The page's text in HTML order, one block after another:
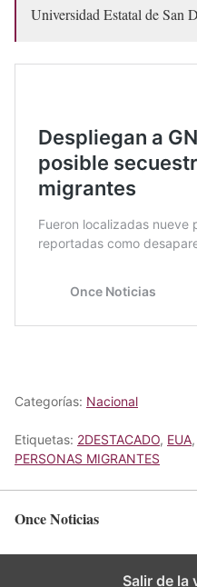
Universidad Estatal de San
Categorías: Nacional
Etiquetas: 2DESTACADO, EUA,
PERSONAS MIGRANTES
Once Noticias
Salir de la